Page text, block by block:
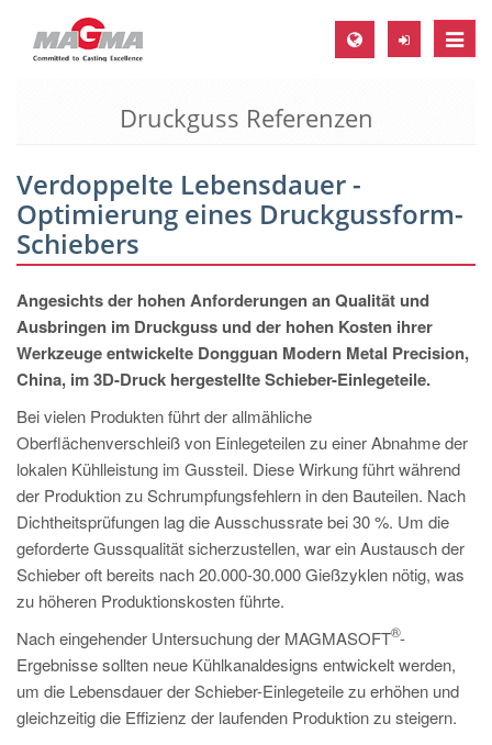
Toggle
MAGMA Europa, Deutschland
EN
CS
MAGMA Nordamerika, USA
EN
ES
MAGMA Asien-Pazifik, Singapur
EN
MAGMA Südamerika, Brasilien
PT
ES
MAGMA Türkei
EN
TR
MAGMA China
EN
Druckguss Referenzen
Verdoppelte Lebensdauer -
Optimierung eines Druckgussform-
Schiebers
Angesichts der hohen Anforderungen an Qualität und
Ausbringen im Druckguss und der hohen Kosten ihrer
Werkzeuge entwickelte Dongguan Modern Metal Precision,
China, im 3D-Druck hergestellte Schieber-Einlegeteile.
Bei vielen Produkten führt der allmähliche
Oberflächenverschleiß von Einlegeteilen zu einer Abnahme der
lokalen Kühlleistung im Gussteil. Diese Wirkung führt während
der Produktion zu Schrumpfungsfehlern in den Bauteilen. Nach
Dichtheitsprüfungen lag die Ausschussrate bei 30 %. Um die
geforderte Gussqualität sicherzustellen, war ein Austausch der
Schieber oft bereits nach 20.000-30.000 Gießzyklen nötig, was
zu höheren Produktionskosten führte.
Nach eingehender Untersuchung der MAGMASOFT
®-
Ergebnisse sollten neue Kühlkanaldesigns entwickelt werden,
um die Lebensdauer der Schieber-Einlegeteile zu erhöhen und
gleichzeitig die Effizienz der laufenden Produktion zu steigern.